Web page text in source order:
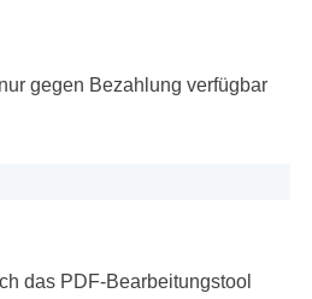
gegen Bezahlung verfügbar
das PDF-Bearbeitungstool